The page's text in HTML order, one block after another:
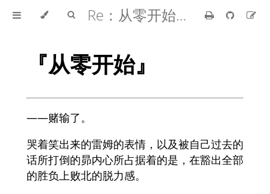
Re：从零开始的异世界生活
『从零开始』
——赌输了。
哭着笑出来的雷姆的表情，以及被自己过去的
话所打倒的昴内心所占据着的是，在豁出全部
的胜负上败北的脱力感。